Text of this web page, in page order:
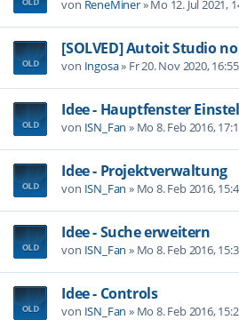
von ReneMiner»Mo 12. Jul 2021,
[SOLVED] Autoit Studio
von Ingosa» Fr 20. Nov 2020, 16:55
Idee - Hauptfenster
von ISN_Fan » Mo 8. Feb 2016,
Idee - Projektverwaltung
von ISN_Fan » Mo 8. Feb 2016,
Idee - Suche erweitern
von ISN_Fan » Mo 8. Feb 2016,
Idee - Controls
von ISN_Fan » Mo 8. Feb 2016,